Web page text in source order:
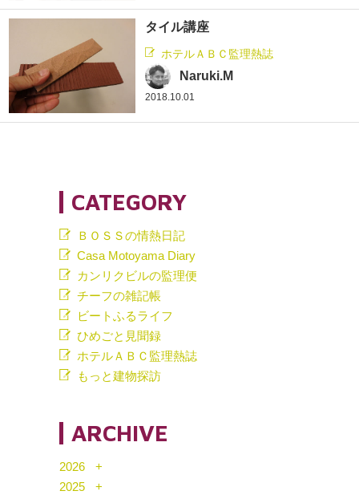
タイル講座
ホテルＡＢＣ監理熱誌
Naruki.M
2018.10.01
CATEGORY
ＢＯＳＳの情熱日記
Casa Motoyama Diary
カンリクビルの監理便
チーフの雑記帳
ビートふるライフ
ひめごと見聞録
ホテルＡＢＣ監理熱誌
もっと建物探訪
ARCHIVE
2026
2025